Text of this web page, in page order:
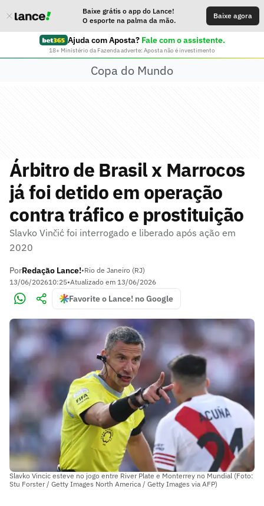
Baixe grátis o app do Lance!
O esporte na palma da mão.
Baixe agora
Ajuda com Aposta? Fale com o assistente.
18+ Ministério da Fazenda adverte: Aposta não é investimento
Copa do Mundo
Árbitro de Brasil x Marrocos
já foi detido em operação
contra tráfico e prostituição
Slavko Vinčić foi interrogado e liberado após ação em
2020
PorRedação Lance!•Rio de Janeiro (RJ)
13/06/202610:25•Atualizado em 13/06/2026
Favorite o Lance! no Google
Slavko Vincic esteve no jogo entre River Plate e Monterrey no Mundial (Foto:
Stu Forster / Getty Images North America / Getty Images via AFP)